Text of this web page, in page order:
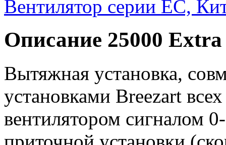
Вентилятор серии EC,
Описание 25000 Extra
Вытяжная установка,
установками Breezart
вентилятором сигналом